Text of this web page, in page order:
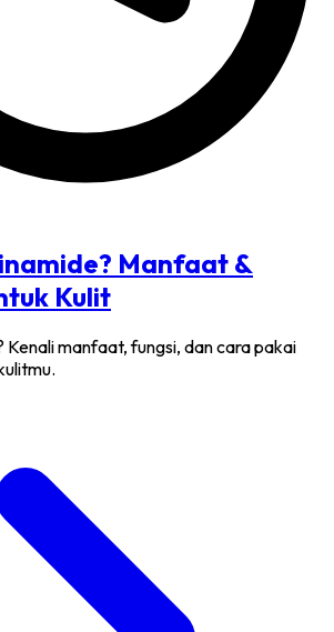
Manfaat &
Kulit
Kenali manfaat, fungsi, dan cara pakai